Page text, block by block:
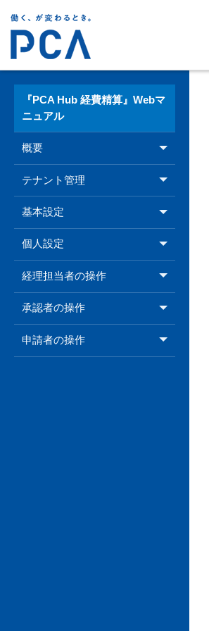
『PCA Hub 経費精算』Webマ
ニュアル
概要
テナント管理
基本設定
個人設定
経理担当者の操作
承認者の操作
申請者の操作